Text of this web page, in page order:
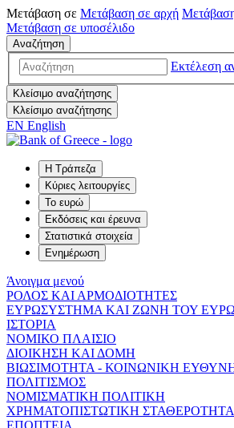
Μετάβαση σε Μετάβαση σε αρχή
Μετάβαση σε υποσέλιδο
Αναζήτηση
Εκτέλεση
Κλείσιμο αναζήτησης
Κλείσιμο αναζήτησης
EN English
Η Τράπεζα
Κύριες λειτουργίες
Το ευρώ
Εκδόσεις και έρευνα
Στατιστικά στοιχεία
Ενημέρωση
Άνοιγμα μενού
ΡΟΛΟΣ ΚΑΙ ΑΡΜΟΔΙΟΤΗΤΕΣ
ΕΥΡΩΣΥΣΤΗΜΑ ΚΑΙ ΖΩΝΗ ΤΟΥ ΕΥΡΩ
ΙΣΤΟΡΙΑ
ΝΟΜΙΚΟ ΠΛΑΙΣΙΟ
ΔΙΟΙΚΗΣΗ ΚΑΙ ΔΟΜΗ
ΒΙΩΣΙΜΟΤΗΤΑ - ΚΟΙΝΩΝΙΚΗ
ΠΟΛΙΤΙΣΜΟΣ
ΝΟΜΙΣΜΑΤΙΚΗ ΠΟΛΙΤΙΚΗ
ΧΡΗΜΑΤΟΠΙΣΤΩΤΙΚΗ ΣΤΑΘΕΡΟΤΗΤΑ
ΕΠΟΠΤΕΙΑ